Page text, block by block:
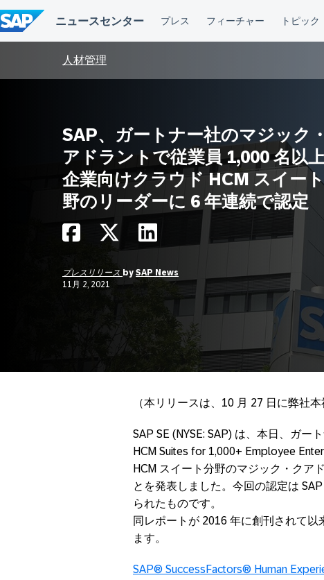
ン
テ
ン
人材管理
SAP、ガートナー社のマジック
アドラントで従業員 1,000 名以
企業向けクラウド HCM スイー
野のリーダーに 6 年連続で認定
プレスリリース by SAP News
11月 2, 2021
（本リリースは、10 月 27 日に弊社
SAP SE (NYSE: SAP) は、本日、ガー
HCM Suites for 1,000+ Employee
HCM スイート分野のマジック・クア
とを発表しました。今回の認定は
られたものです。
同レポートが 2016 年に創刊されて
ます。
SAP® SuccessFactors® Human